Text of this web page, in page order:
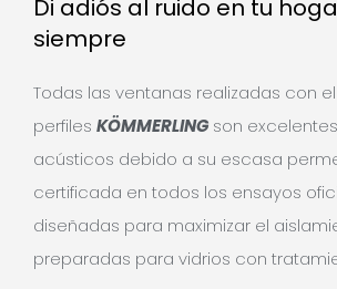
Di adiós al ruido en tu
siempre
Todas las ventanas realizadas con
perfiles KÖMMERLING son
acústicos debido a su escasa
certificada en todos los ensayos
diseñadas para maximizar el
preparadas para vidrios con